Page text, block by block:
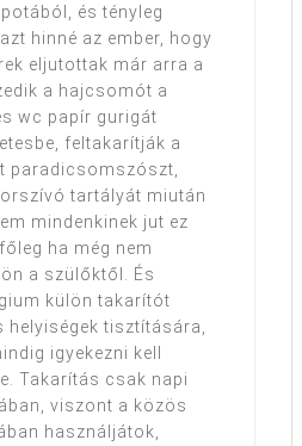
és tényleg
hinné az ember, hogy
eljutottak már arra a
a hajcsomót a
wc papír gurigát
feltakarítják a
paradicsomszószt,
tartályát miután
mindenkinek jut ez
ha még nem
a szülőktől. És
külön takarítót
helyiségek tisztítására,
igyekezni kell
Takarítás csak napi
viszont a közös
használjátok,